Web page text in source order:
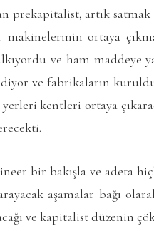
prekapitalist, artık
makinelerinin ortaya
ve ham
ve fabrikaların
kentleri ortaya
bir bakışla ve adeta
aşamalar bağı
ve kapitalist düzenin